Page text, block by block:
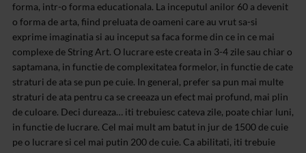
forma, intr-o forma educationala. La inceputul anilor 60 a devenit
o forma de arta, fiind preluata de oameni care au vrut sa-si
exprime imaginatia si au inceput sa faca forme din ce in ce mai
complexe de String Art. O lucrare este creata in 3-4 zile sau chiar o
saptamana, in functie de complexitatea formelor, in functie de cate
straturi de ata se pun pe cuie. In general, prefer sa pun mai multe
straturi de ata pentru ca se creeaza un efect mai profund, mai plin
de culoare. Deci dureaza… iti trebuiesc cateva zile, poate chiar luni,
in functie de lucrare. Cel mai mult am batut in jur de 1500 de cuie
pe o lucrare si cel mai putin 200 de cuie. Ca abilitati, iti trebuie